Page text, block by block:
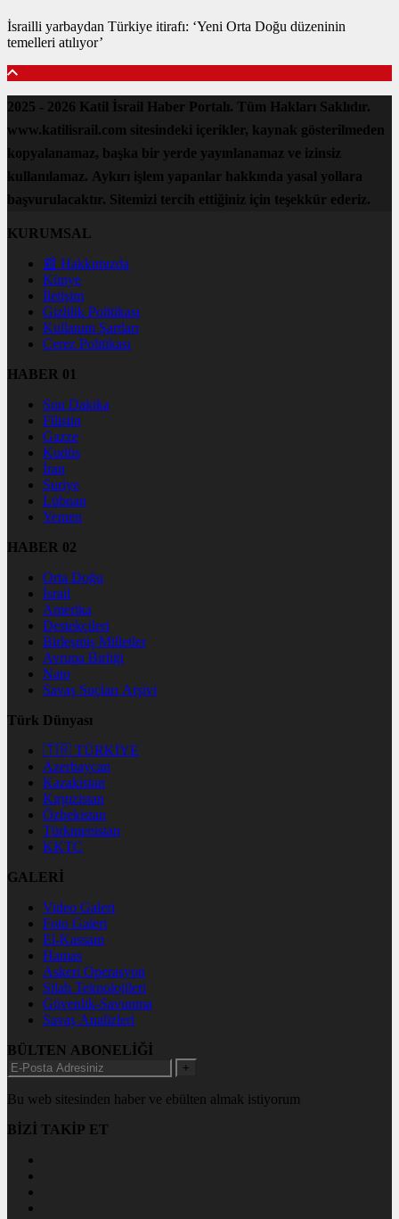
İsrailli yarbaydan Türkiye itirafı: ‘Yeni Orta Doğu düzeninin
temelleri atılıyor’
2025 - 2026 Katil İsrail Haber Portalı. Tüm Hakları Saklıdır.
www.katilisrail.com sitesindeki içerikler, kaynak gösterilmeden
kopyalanamaz, başka bir yerde yayınlanamaz ve izinsiz
kullanılamaz. Aykırı işlem yapanlar hakkında yasal yollara
başvurulacaktır. Sitemizi tercih ettiğiniz için teşekkür ederiz.
KURUMSAL
📰 Hakkımızda
Künye
İletişim
Gizlilik Politikası
Kullanım Şartları
Çerez Politikası
HABER 01
Son Dakika
Filistin
Gazze
Kudüs
İran
Suriye
Lübnan
Yemen
HABER 02
Orta Doğu
İsrail
Amerika
Destekçileri
Birleşmiş Milletler
Avrupa Birliği
Nato
Savaş Suçları Arşivi
Türk Dünyası
🇹🇷 TÜRKİYE
Azerbaycan
Kazakistan
Kırgızistan
Özbekistan
Türkmenistan
KKTC
GALERİ
Video Galeri
Foto Galeri
El-Kassam
Hamas
Askeri Operasyon
Silah Teknolojileri
Güvenlik-Savunma
Savaş Analizleri
BÜLTEN ABONELİĞİ
+
Bu web sitesinden haber ve ebülten almak istiyorum
BİZİ TAKİP ET